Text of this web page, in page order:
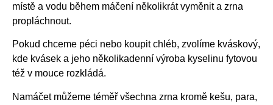
místě a vodu během máčení několikrát vyměnit a zrna
propláchnout.
Pokud chceme péci nebo koupit chléb, zvolíme kváskový,
kde kvásek a jeho několikadenní výroba kyselinu fytovou
též v mouce rozkládá.
Namáčet můžeme téměř všechna zrna kromě kešu, para,